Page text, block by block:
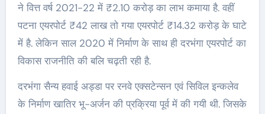
ने वित्त वर्ष 2021-22 में ₹2.10 करोड़ का लाभ कमाया है. वहीं
पटना एयरपोर्ट ₹42 लाख तो गया एयरपोर्ट ₹14.32 करोड़ के घाटे
में है. लेकिन साल 2020 में निर्माण के साथ ही दरभंगा एयरपोर्ट का
विकास राजनीति की बलि चढ़ती रही है.
दरभंगा सैन्य हवाई अड्डा पर रनवे एक्सटेन्सन एवं सिविल इन्कलेव
के निर्माण खातिर भू-अर्जन की प्रक्रिया पूर्व में की गयी थी. जिसके